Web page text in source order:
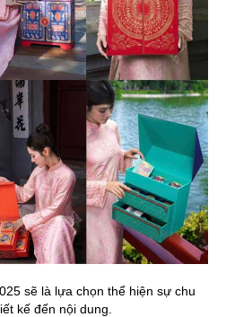
sẽ là lựa chọn thể hiện sự chu
kế đến nội dung.